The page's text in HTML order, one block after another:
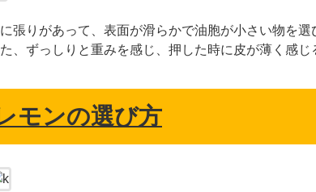
張りがあって、表面が滑らかで油胞が小さい物を選
、ずっしりと重みを感じ、押した時に皮が薄く感じ
モンの選び方